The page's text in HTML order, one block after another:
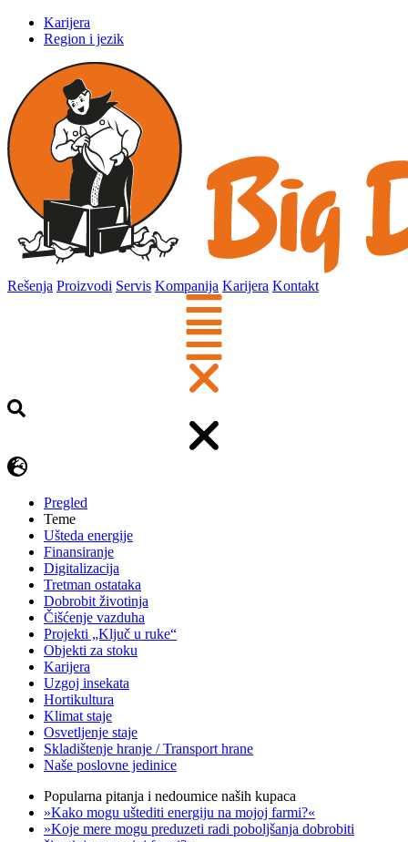
Karijera
Region i jezik
Rešenja Proizvodi Servis Kompanija Karijera Kontakt
Pregled
Teme
Ušteda energije
Finansiranje
Digitalizacija
Tretman ostataka
Dobrobit životinja
Čišćenje vazduha
Projekti „Ključ u ruke“
Objekti za stoku
Karijera
Uzgoj insekata
Hortikultura
Klimat staje
Osvetljenje staje
Skladištenje hranje / Transport hrane
Naše poslovne jedinice
Popularna pitanja i nedoumice naših kupaca
»Kako mogu uštediti energiju na mojoj farmi?«
»Koje mere mogu preduzeti radi poboljšanja dobrobiti